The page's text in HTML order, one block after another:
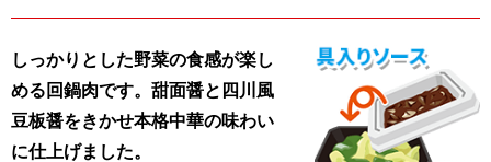
しっかりとした野菜の食感が楽し
める回鍋肉です。甜面醤と四川風
豆板醤をきかせ本格中華の味わい
に仕上げました。